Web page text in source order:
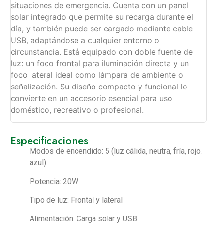
situaciones de emergencia. Cuenta con un panel
solar integrado que permite su recarga durante el
día, y también puede ser cargado mediante cable
USB, adaptándose a cualquier entorno o
circunstancia. Está equipado con doble fuente de
luz: un foco frontal para iluminación directa y un
foco lateral ideal como lámpara de ambiente o
señalización. Su diseño compacto y funcional lo
convierte en un accesorio esencial para uso
doméstico, recreativo o profesional.
Especificaciones
Modos de encendido: 5 (luz cálida, neutra, fría, rojo,
azul)
Potencia: 20W
Tipo de luz: Frontal y lateral
Alimentación: Carga solar y USB